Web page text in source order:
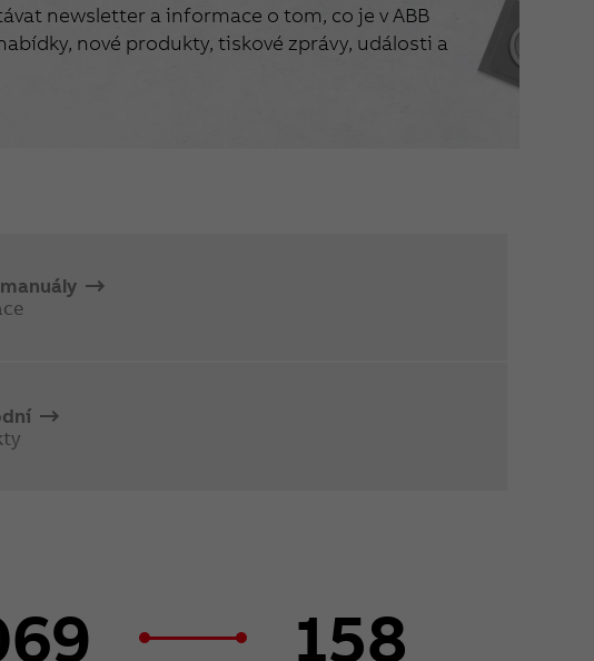
newsletter a informace o tom, co je v ABB
nové produkty, tiskové zprávy, události a
158